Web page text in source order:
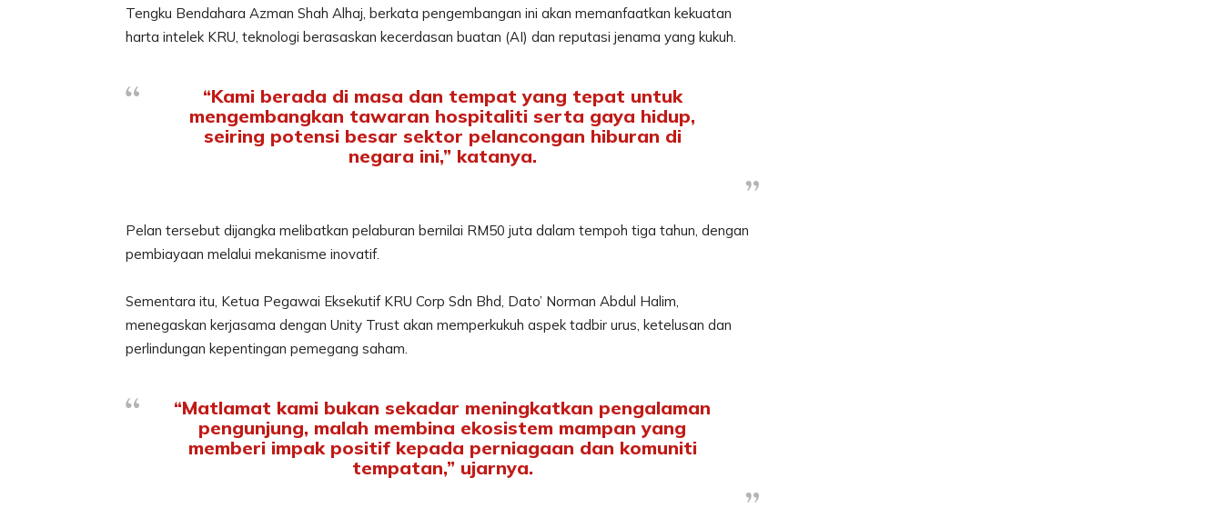
Tengku Bendahara Azman Shah Alhaj, berkata pengembangan ini akan memanfaatkan kekuatan
harta intelek KRU, teknologi berasaskan kecerdasan buatan (AI) dan reputasi jenama yang kukuh.
“Kami berada di masa dan tempat yang tepat untuk
mengembangkan tawaran hospitaliti serta gaya hidup,
seiring potensi besar sektor pelancongan hiburan di
negara ini,” katanya.
Pelan tersebut dijangka melibatkan pelaburan bernilai RM50 juta dalam tempoh tiga tahun, dengan
pembiayaan melalui mekanisme inovatif.
Sementara itu, Ketua Pegawai Eksekutif KRU Corp Sdn Bhd, Dato’ Norman Abdul Halim,
menegaskan kerjasama dengan Unity Trust akan memperkukuh aspek tadbir urus, ketelusan dan
perlindungan kepentingan pemegang saham.
“Matlamat kami bukan sekadar meningkatkan pengalaman
pengunjung, malah membina ekosistem mampan yang
memberi impak positif kepada perniagaan dan komuniti
tempatan,” ujarnya.